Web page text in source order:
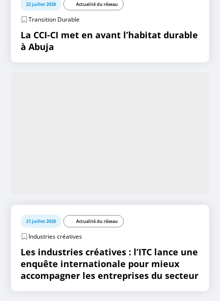
22 juillet 2026 Actualité du réseau
Transition Durable
La CCI-CI met en avant l’habitat durable
à Abuja
21 juillet 2026 Actualité du réseau
Industries créatives
Les industries créatives : l’ITC lance une
enquête internationale pour mieux
accompagner les entreprises du secteur